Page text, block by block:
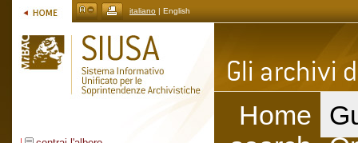
italiano | English
Home